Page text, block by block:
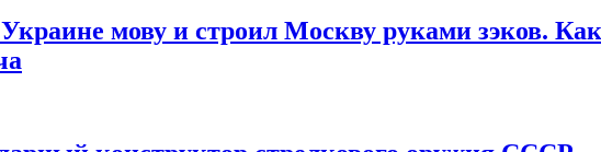
мову и строил Москву руками зэков.